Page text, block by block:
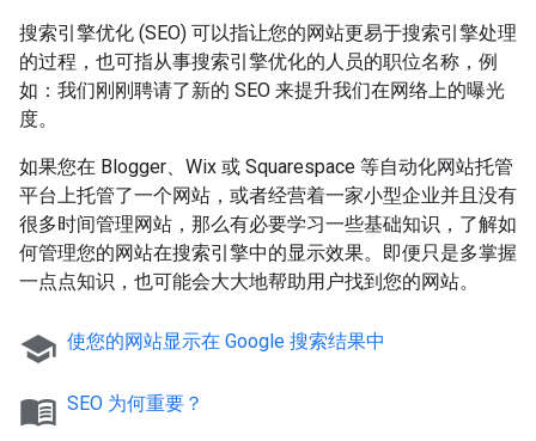
搜索引擎优化 (SEO) 可以指让您的网站更易于搜索引擎处理
的过程，也可指从事搜索引擎优化的人员的职位名称，例
如：我们刚刚聘请了新的 SEO 来提升我们在网络上的曝光
度。
如果您在 Blogger、Wix 或 Squarespace 等自动化网站托管
平台上托管了一个网站，或者经营着一家小型企业并且没有
很多时间管理网站，那么有必要学习一些基础知识，了解如
何管理您的网站在搜索引擎中的显示效果。即便只是多掌握
一点点知识，也可能会大大地帮助用户找到您的网站。
school 使您的网站显示在 Google 搜索结果中
menu_book SEO 为何重要？